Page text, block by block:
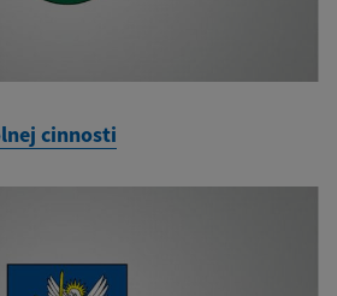
cinnosti